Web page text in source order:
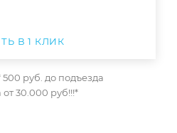
В 1 КЛИК
руб. до подъезда
от 30.000 руб!!!*